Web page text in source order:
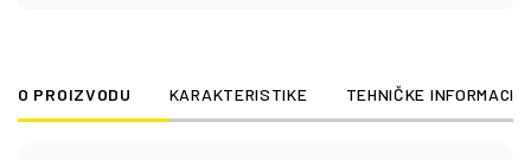
O PROIZVODU KARAKTERISTIKE TEHNIČKE